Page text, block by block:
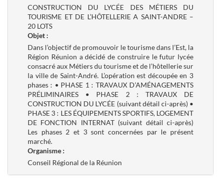
CONSTRUCTION DU LYCÉE DES MÉTIERS DU
TOURISME ET DE L’HÔTELLERIE A SAINT-ANDRE –
20 LOTS
Objet :
Dans l’objectif de promouvoir le tourisme dans l’Est, la
Région Réunion a décidé de construire le futur lycée
consacré aux Métiers du tourisme et de l’hôtellerie sur
la ville de Saint-André. L’opération est découpée en 3
phases : • PHASE 1 : TRAVAUX D’AMÉNAGEMENTS
PRÉLIMINAIRES • PHASE 2 : TRAVAUX DE
CONSTRUCTION DU LYCÉE (suivant détail ci-après) •
PHASE 3 : LES ÉQUIPEMENTS SPORTIFS, LOGEMENT
DE FONCTION INTERNAT (suivant détail ci-après)
Les phases 2 et 3 sont concernées par le présent
marché.
Organisme :
Conseil Régional de la Réunion